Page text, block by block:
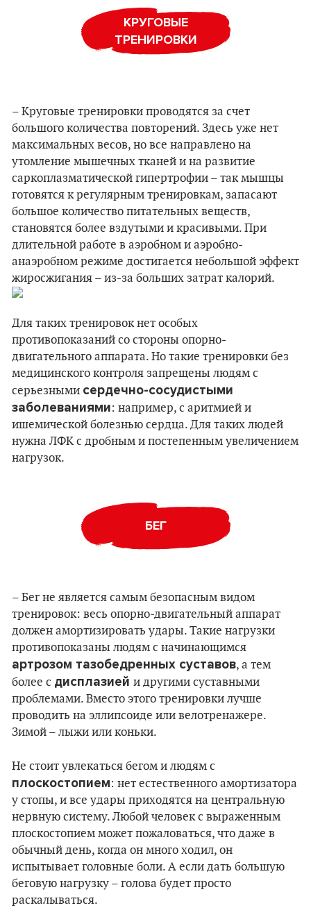
КРУГОВЫЕ
ТРЕНИРОВКИ
– Круговые тренировки проводятся за счет
большого количества повторений. Здесь уже нет
максимальных весов, но все направлено на
утомление мышечных тканей и на развитие
саркоплазматической гипертрофии – так мышцы
готовятся к регулярным тренировкам, запасают
большое количество питательных веществ,
становятся более вздутыми и красивыми. При
длительной работе в аэробном и аэробно-
анаэробном режиме достигается небольшой эффект
жиросжигания – из-за больших затрат калорий.
Для таких тренировок нет особых
противопоказаний со стороны опорно-
двигательного аппарата. Но такие тренировки без
медицинского контроля запрещены людям с
серьезными сердечно-сосудистыми
заболеваниями: например, с аритмией и
ишемической болезнью сердца. Для таких людей
нужна ЛФК с дробным и постепенным увеличением
нагрузок.
БЕГ
– Бег не является самым безопасным видом
тренировок: весь опорно-двигательный аппарат
должен амортизировать удары. Такие нагрузки
противопоказаны людям с начинающимся
артрозом тазобедренных суставов, а тем
более с дисплазией и другими суставными
проблемами. Вместо этого тренировки лучше
проводить на эллипсоиде или велотренажере.
Зимой – лыжи или коньки.
Не стоит увлекаться бегом и людям с
плоскостопием: нет естественного амортизатора
у стопы, и все удары приходятся на центральную
нервную систему. Любой человек с выраженным
плоскостопием может пожаловаться, что даже в
обычный день, когда он много ходил, он
испытывает головные боли. А если дать большую
беговую нагрузку – голова будет просто
раскалываться.